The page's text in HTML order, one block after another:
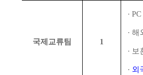
국제교류팀 1
·PC
·해
· 보
· 외